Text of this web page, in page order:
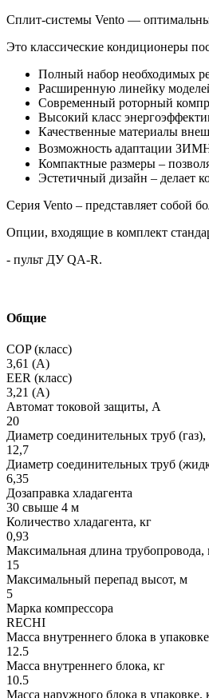
Сплит-системы Vento —
Это классические кондиционеры
Полный набор необходимых
Расширенную линейку
Современный роторный
Высокий класс
Качественные материалы
Возможность адаптации
Компактные размеры –
Эстетичный дизайн – делает
Серия Vento – представляет собой
Опции, входящие в комплект
- пульт ДУ QA-R.
Общие
COP (класс)
3,61 (A)
EER (класс)
3,21 (A)
Автомат токовой защиты, A
20
Диаметр соединительных труб
12,7
Диаметр соединительных труб
6,35
Дозаправка хладагента
30 cвыше 4 м
Количество хладагента, кг
0,93
Максимальная длина трубопровода,
15
Максимальный перепад высот, м
5
Марка компрессора
RECHI
Масса внутреннего блока в
12.5
Масса внутреннего блока, кг
10.5
Масса наружного блока в упаковке,